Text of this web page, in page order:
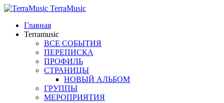
TerraMusic
Главная
Terramusic
ВСЕ СОБЫТИЯ
ПЕРЕПИСКА
ПРОФИЛЬ
СТРАНИЦЫ
НОВЫЙ АЛЬБОМ
ГРУППЫ
МЕРОПРИЯТИЯ